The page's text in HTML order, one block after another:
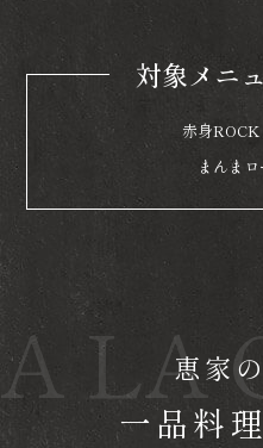
対象メニ
赤身
まんま
恵家
一品料
A LA